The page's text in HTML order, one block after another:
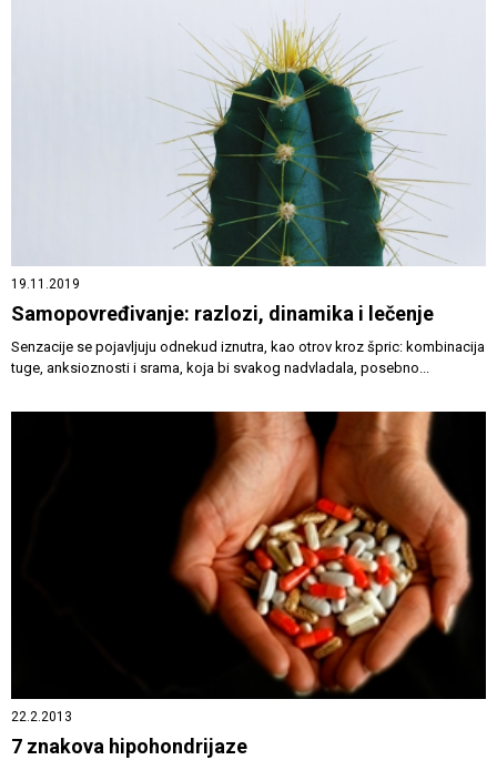
19.11.2019
Samopovređivanje: razlozi, dinamika i lečenje
Senzacije se pojavljuju odnekud iznutra, kao otrov kroz špric: kombinacija
tuge, anksioznosti i srama, koja bi svakog nadvladala, posebno...
22.2.2013
7 znakova hipohondrijaze